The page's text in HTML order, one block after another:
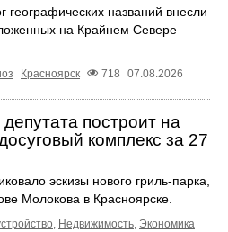
географических названий внесли
на Крайнем Севере
Красноярск 718 07.08.2026
построит на
комплекс за 27
эскизы нового гриль-парка,
Молокова в Красноярске.
, Недвижимость, Экономика